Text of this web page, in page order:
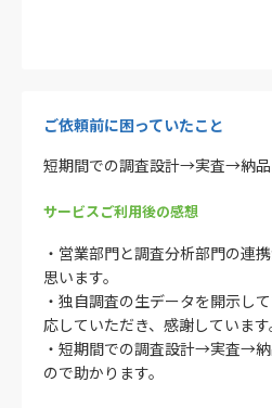
ご依頼前に困っていたこと
短期間での調査設計→実査→納品
サービスご利用後の感想
・営業部門と調査分析部門の連
思います。
・独自調査の生データを開示し
応していただき、感謝しています
・短期間での調査設計→実査→
ので助かります。